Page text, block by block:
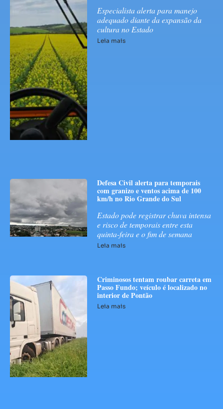
Especialista alerta para manejo
adequado diante da expansão da
cultura no Estado
Leia mais
Defesa Civil alerta para temporais
com granizo e ventos acima de 100
km/h no Rio Grande do Sul
Estado pode registrar chuva intensa
e risco de temporais entre esta
quinta-feira e o fim de semana
Leia mais
Criminosos tentam roubar carreta em
Passo Fundo; veículo é localizado no
interior de Pontão
Leia mais